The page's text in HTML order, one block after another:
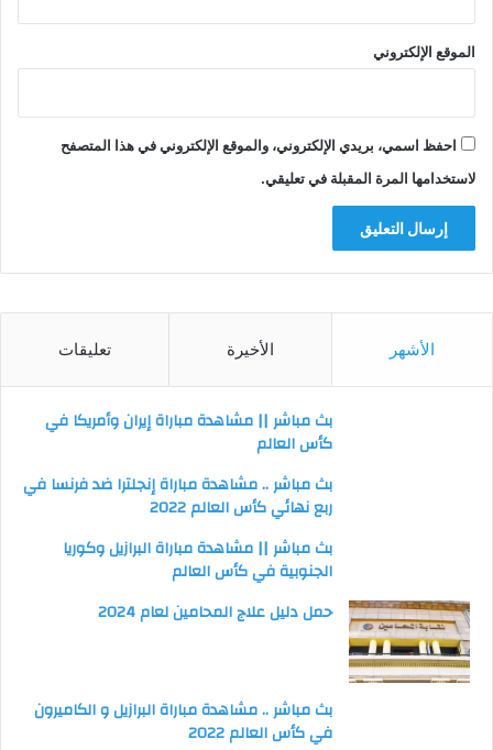
الموقع الإلكتروني
احفظ اسمي، بريدي الإلكتروني، والموقع الإلكتروني في هذا المتصفح
لاستخدامها المرة المقبلة في تعليقي.
الأشهر الأخيرة تعليقات
بث مباشر || مشاهدة مباراة إيران وأمريكا في
كأس العالم
بث مباشر .. مشاهدة مباراة إنجلترا ضد فرنسا في
ربع نهائي كأس العالم 2022
بث مباشر || مشاهدة مباراة البرازيل وكوريا
الجنوبية في كأس العالم
حمل دليل علاج المحامين لعام 2024
بث مباشر .. مشاهدة مباراة البرازيل و الكاميرون
في كأس العالم 2022